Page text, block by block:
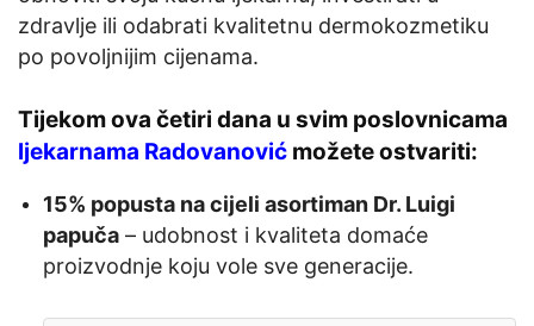
zdravlje ili odabrati kvalitetnu dermokozmetiku
po povoljnijim cijenama.
Tijekom ova četiri dana u svim poslovnicama
ljekarnama Radovanović možete ostvariti:
15% popusta na cijeli asortiman Dr. Luigi
papuča – udobnost i kvaliteta domaće
proizvodnje koju vole sve generacije.